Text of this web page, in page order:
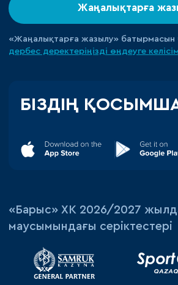
Жаңалықтарға
«Жаңалықтарға жазылу» батырмасын
дербес деректеріңізді өңдеуге келісім
БІЗДІҢ
«‎Барыс»‎ ХК 2026/2027
маусымындағы серіктестері